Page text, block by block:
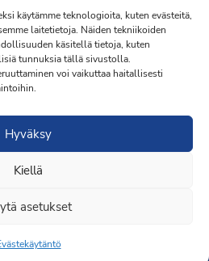
käytämme teknologioita, kuten evästeitä,
laitetietoja. Näiden tekniikoiden
käsitellä tietoja, kuten
tunnuksia tällä sivustolla.
voi vaikuttaa haitallisesti
Hyväksy
Kiellä
asetukset
jäseneksi
ylläpitoMMD Networks